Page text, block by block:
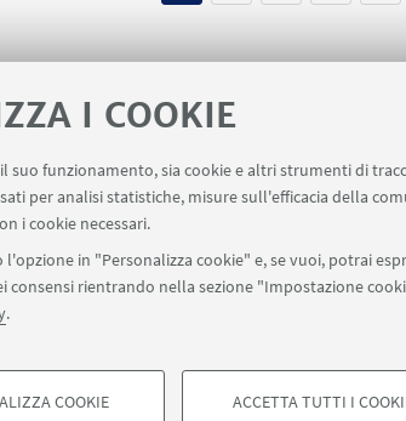
I COOKIE
suo funzionamento, sia cookie e altri strumenti di
per analisi statistiche, misure sull'efficacia della
i cookie necessari.
in "Personalizza cookie" e, se vuoi, potrai
consensi rientrando nella sezione "Impostazione
.
COOKIE ACCETTA TUTTI I
SEGUI UNIBO SU:
- Via Zamboni, 33 - 40126 Bologna - PI:
Impostazioni Cookie